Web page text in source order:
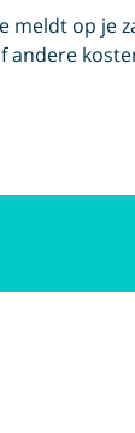
meldt op je
andere